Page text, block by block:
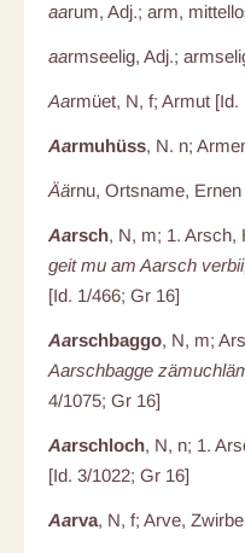
aarum, Adj.; arm,
aarmseelig, Adj.;
Aarmüet, N, f; Armut [Id.
Aarmuhüss, N. n;
Äärnu, Ortsname, Ernen
Aarsch, N, m; 1. Arsch,
geit mu am Aarsch
[Id. 1/466; Gr 16]
Aarschbaggo, N, m;
Aarschbagge
4/1075; Gr 16]
Aarschloch, N, n; 1.
[Id. 3/1022; Gr 16]
Aarva, N, f; Arve,